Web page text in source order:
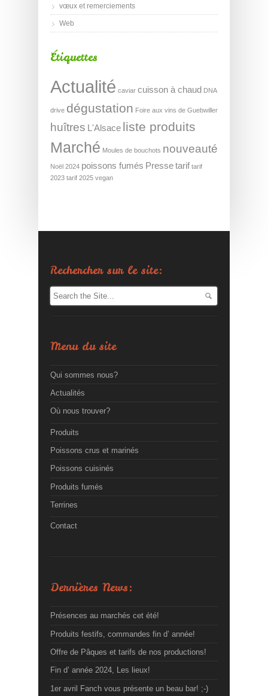
vœux et remerciements
Web
Étiquettes
Actualité caviar cuisson à chaud DNA
drive dégustation Foire aux vins de Guebwiller
huîtres L'Alsace liste produits
Marché Moules de bouchots nouveauté
Noël 2024 poissons fumés Pressetarif tarif
2023 tarif 2025 vegan
Rechercher sur le site:
Menu du site
Qui sommes nous?
Actualités
Où nous trouver?
Produits
Poissons crus et marinés
Poissons cuisinés
Produits fumés
Terrines
Contact
Dernières News:
Présences au marchés cet été!
Produits festifs, commandes fin d’ année!
Offre de Pâques et tarifs de nos productions!
Fin d’ année 2024, Les lieux!
1er avril Fanch vous présente un beau bar! ;-)